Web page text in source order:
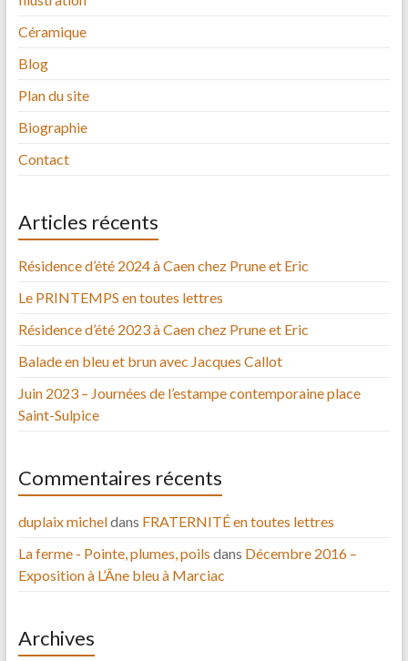
Céramique
Blog
Plan du site
Biographie
Contact
Articles récents
Résidence d’été 2024 à Caen chez Prune et Eric
Le PRINTEMPS en toutes lettres
Résidence d’été 2023 à Caen chez Prune et Eric
Balade en bleu et brun avec Jacques Callot
Juin 2023 – Journées de l’estampe contemporaine place
Saint-Sulpice
Commentaires récents
duplaix micheldans FRATERNITÉ en toutes lettres
La ferme - Pointe, plumes, poils dans Décembre 2016 –
Exposition à L’Âne bleu à Marciac
Archives